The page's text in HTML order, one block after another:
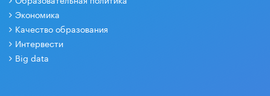
Экономика
Качество образования
Интервести
Big data